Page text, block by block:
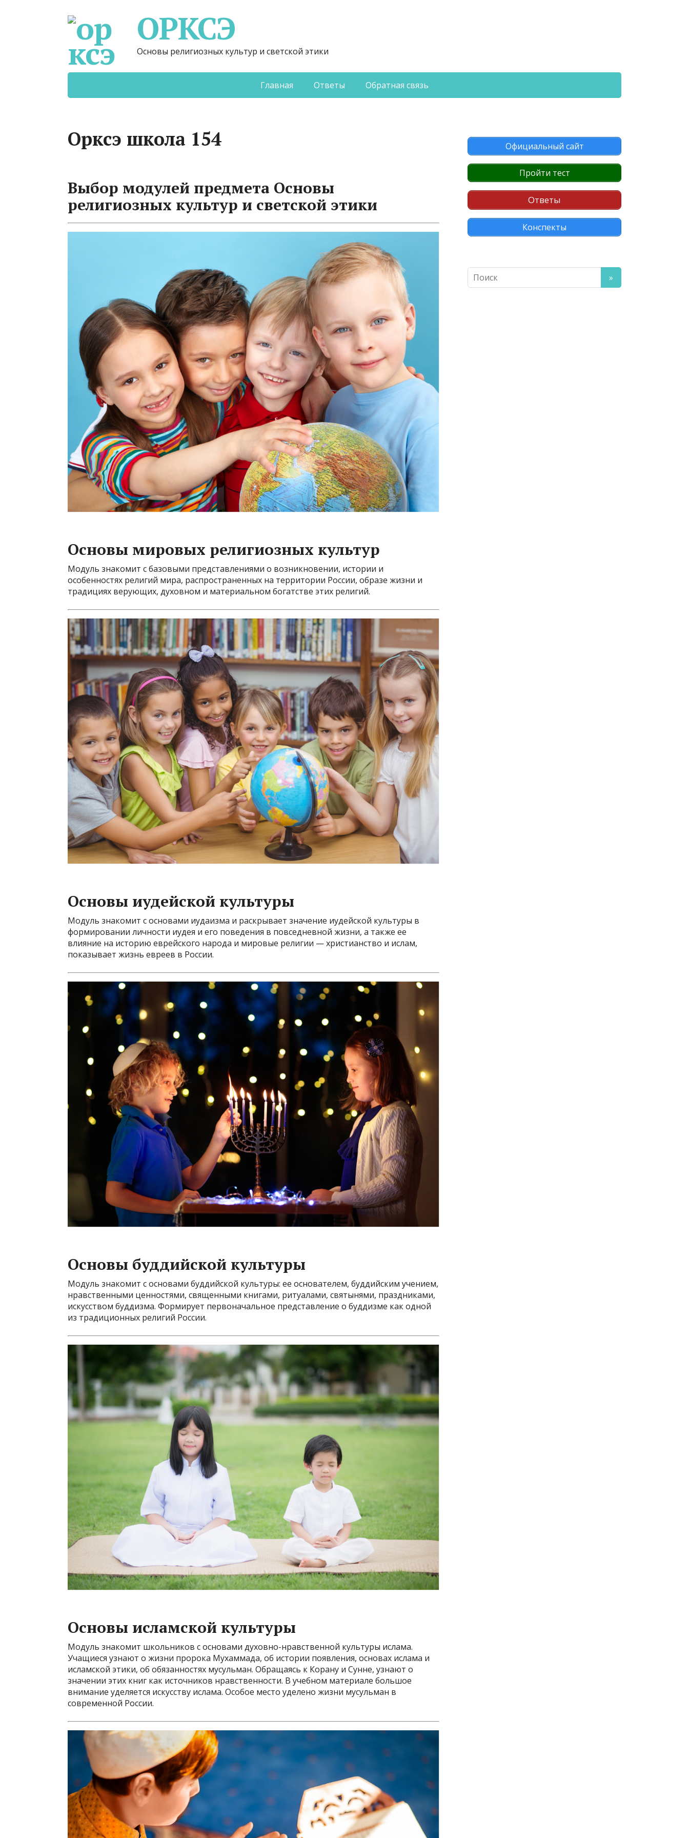
ОРКСЭ
Основы религиозных культур и светской этики
Главная Ответы Обратная связь
Орксэ школа 154
Выбор модулей предмета Основы
религиозных культур и светской этики
Основы мировых религиозных культур
Модуль знакомит с базовыми представлениями о возникновении, истории и
особенностях религий мира, распространенных на территории России, образе жизни и
традициях верующих, духовном и материальном богатстве этих религий.
Основы иудейской культуры
Модуль знакомит с основами иудаизма и раскрывает значение иудейской культуры в
формировании личности иудея и его поведения в повседневной жизни, а также ее
влияние на историю еврейского народа и мировые религии — христианство и ислам,
показывает жизнь евреев в России.
Основы буддийской культуры
Модуль знакомит с основами буддийской культуры: ее основателем, буддийским учением,
нравственными ценностями, священными книгами, ритуалами, святынями, праздниками,
искусством буддизма. Формирует первоначальное представление о буддизме как одной
из традиционных религий России.
Основы исламской культуры
Модуль знакомит школьников с основами духовно-нравственной культуры ислама.
Учащиеся узнают о жизни пророка Мухаммада, об истории появления, основах ислама и
исламской этики, об обязанностях мусульман. Обращаясь к Корану и Сунне, узнают о
значении этих книг как источников нравственности. В учебном материале большое
внимание уделяется искусству ислама. Особое место уделено жизни мусульман в
современной России.
Официальный сайт
Пройти тест
Ответы
Конспекты